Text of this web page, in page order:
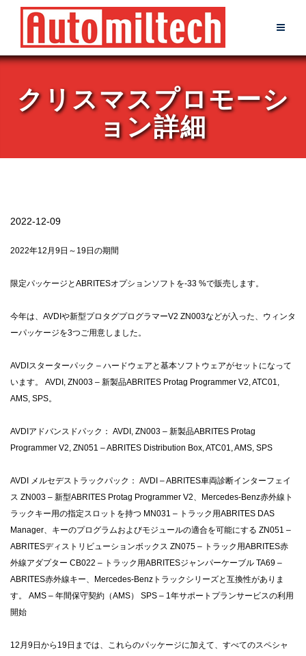
content
クリスマスプロモーシ
ョン詳細
2022-12-09
2022年12月9日～19日の期間
限定パッケージとABRITESオプションソフトを-33 %で販売します。
今年は、AVDIや新型プロタグプログラマーV2 ZN003などが入った、ウィンタ
ーパッケージを3つご用意しました。
AVDIスターターパック – ハードウェアと基本ソフトウェアがセットになって
います。
AVDI, ZN003 – 新製品ABRITES Protag Programmer V2, ATC01,
AMS, SPS。
AVDIアドバンスドパック： AVDI, ZN003 – 新製品ABRITES Protag
Programmer V2, ZN051 – ABRITES Distribution Box, ATC01, AMS, SPS
AVDI メルセデストラックパック： AVDI – ABRITES車両診断インターフェイ
ス ZN003 – 新型ABRITES Protag Programmer V2、Mercedes-Benz赤外線ト
ラックキー用の指定スロットを持つ MN031 – トラック用ABRITES DAS
Manager、キーのプログラムおよびモジュールの適合を可能にする ZN051 –
ABRITESディストリビューションボックス ZN075 – トラック用ABRITES赤
外線アダプター CB022 – トラック用ABRITESジャンパーケーブル TA69 –
ABRITES赤外線キー、Mercedes-Benzトラックシリーズと互換性がありま
す。
AMS – 年間保守契約（AMS）
SPS – 1年サポートプランサービスの利用
開始
12月9日から19日までは、これらのパッケージに加えて、すべてのスペシャ